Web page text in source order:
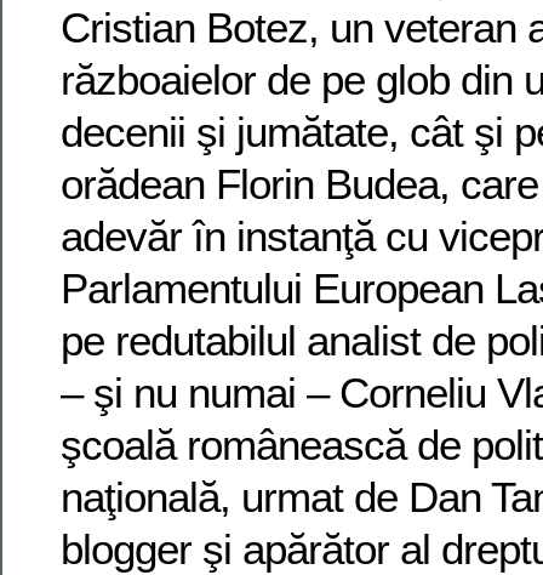
Cristian Botez, un veteran
războaielor de pe glob din
decenii şi jumătate, cât şi
orădean Florin Budea,
adevăr în instanţă cu
Parlamentului European
pe redutabilul analist de
– şi nu numai – Corneliu
şcoală românească de
naţională, urmat de Dan
blogger şi apărător al